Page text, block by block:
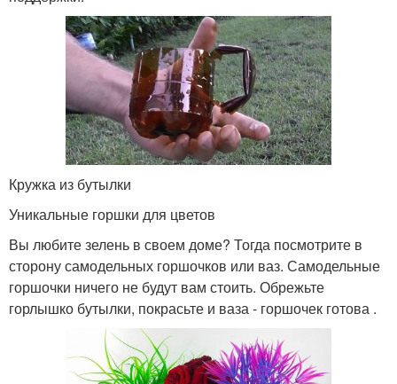
Кружка из бутылки
Уникальные горшки для цветов
Вы любите зелень в своем доме? Тогда посмотрите в
сторону самодельных горшочков или ваз. Самодельные
горшочки ничего не будут вам стоить. Обрежьте
горлышко бутылки, покрасьте и ваза - горшочек готова .